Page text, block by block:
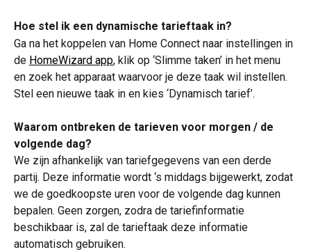
Hoe stel ik een dynamische tarieftaak in?
Ga na het koppelen van Home Connect naar instellingen in
de HomeWizard app, klik op ‘Slimme taken’ in het menu
en zoek het apparaat waarvoor je deze taak wil instellen.
Stel een nieuwe taak in en kies ‘Dynamisch tarief’.
Waarom ontbreken de tarieven voor morgen / de
volgende dag?
We zijn afhankelijk van tariefgegevens van een derde
partij. Deze informatie wordt ‘s middags bijgewerkt, zodat
we de goedkoopste uren voor de volgende dag kunnen
bepalen. Geen zorgen, zodra de tariefinformatie
beschikbaar is, zal de tarieftaak deze informatie
automatisch gebruiken.